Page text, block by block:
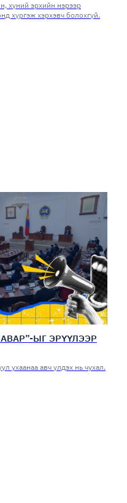
хүний эрхийн нэрээр
хүргэж хэрхэвч болохгүй.
ЫГ ЭРҮҮЛЭЭР
ухаанаа авч үлдэх нь чухал.